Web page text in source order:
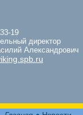
19
директор
Александрович